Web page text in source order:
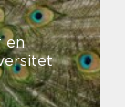
en